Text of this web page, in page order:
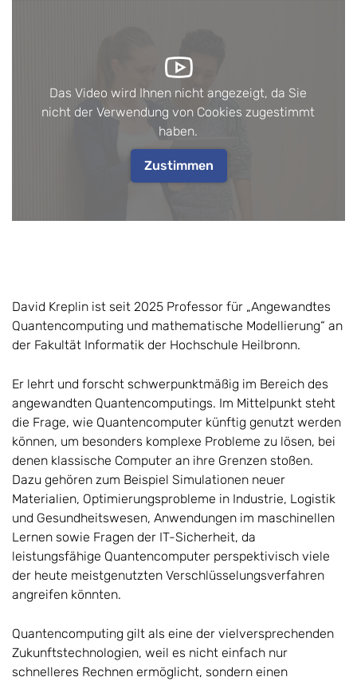
Das Video wird Ihnen nicht angezeigt, da Sie
nicht der Verwendung von Cookies zugestimmt
haben.
Zustimmen
David Kreplin ist seit 2025 Professor für „Angewandtes
Quantencomputing und mathematische Modellierung“ an
der Fakultät Informatik der Hochschule Heilbronn.
Er lehrt und forscht schwerpunktmäßig im Bereich des
angewandten Quantencomputings. Im Mittelpunkt steht
die Frage, wie Quantencomputer künftig genutzt werden
können, um besonders komplexe Probleme zu lösen, bei
denen klassische Computer an ihre Grenzen stoßen.
Dazu gehören zum Beispiel Simulationen neuer
Materialien, Optimierungsprobleme in Industrie, Logistik
und Gesundheitswesen, Anwendungen im maschinellen
Lernen sowie Fragen der IT-Sicherheit, da
leistungsfähige Quantencomputer perspektivisch viele
der heute meistgenutzten Verschlüsselungsverfahren
angreifen könnten.
Quantencomputing gilt als eine der vielversprechenden
Zukunftstechnologien, weil es nicht einfach nur
schnelleres Rechnen ermöglicht, sondern einen